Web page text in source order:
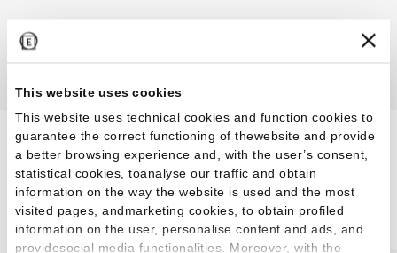
This website uses cookies
This website uses technical cookies and function cookies to
guarantee the correct functioning of thewebsite and provide
a better browsing experience and, with the user’s consent,
statistical cookies, toanalyse our traffic and obtain
information on the way the website is used and the most
visited pages, andmarketing cookies, to obtain profiled
information on the user, personalise content and ads, and
providesocial media functionalities. Moreover, with the
Efectos para cada ambiente
y gusto estético.